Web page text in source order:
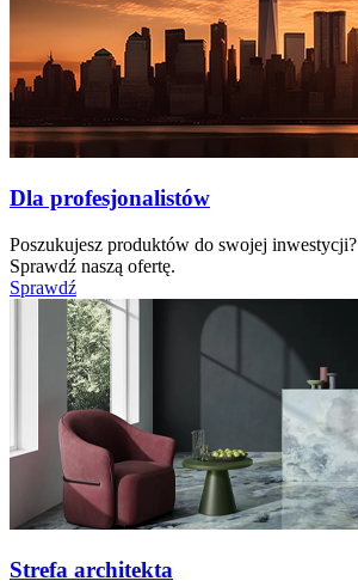
Dla profesjonalistów
Poszukujesz produktów do swojej inwestycji?
Sprawdź naszą ofertę.
Sprawdź
Strefa architekta